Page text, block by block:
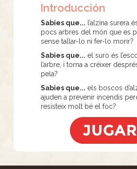
Introducción
Sabies que... l’alzina surera
pocs arbres del món que es
sense tallar-lo ni fer-lo morir?
Sabies que... el suro és
l’arbre, i torna a créixer
pela?
Sabies que... els boscos
ajuden a prevenir incendis
resisteix molt bé el foc?